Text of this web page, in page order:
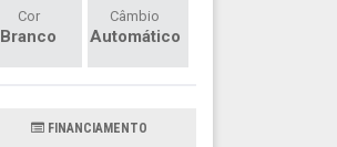
Cor
Branco
Câmbio
Automático
FINANCIAMENTO